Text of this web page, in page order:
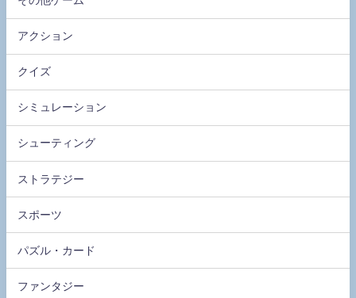
アクション
クイズ
シミュレーション
シューティング
ストラテジー
スポーツ
パズル・カード
ファンタジー